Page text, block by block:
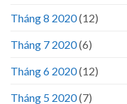
Tháng 8 2020(12)
Tháng 7 2020(6)
Tháng 6 2020(12)
Tháng 5 2020(7)